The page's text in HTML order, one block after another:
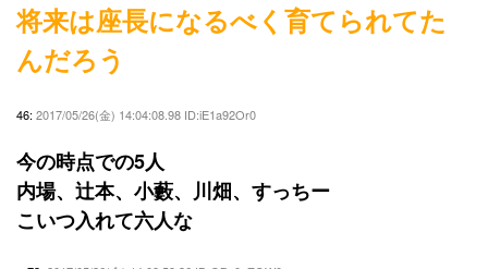
将来は座長になるべく育てられてた
んだろう
46: 2017/05/26(金) 14:04:08.98 ID:iE1a92Or0
今の時点での5人
内場、辻本、小藪、川畑、すっちー
こいつ入れて六人な